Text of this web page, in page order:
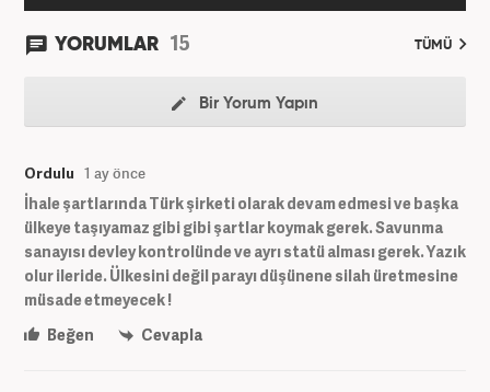
YORUMLAR 15 TÜMÜ
Bir Yorum Yapın
Ordulu 1 ay önce
İhale şartlarında Türk şirketi olarak devam edmesi ve başka
ülkeye taşıyamaz gibi gibi şartlar koymak gerek. Savunma
sanayısı devley kontrolünde ve ayrı statü alması gerek. Yazık
olur ileride. Ülkesini değil parayı düşünene silah üretmesine
müsade etmeyecek !
Beğen
Cevapla